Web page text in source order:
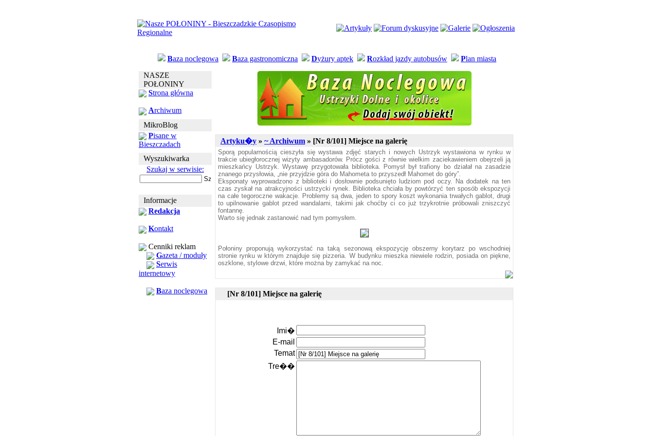
Baza noclegowa Baza gastronomiczna Dyżury aptek Rozkład jazdy autobusów Plan miasta
NASZE
POŁONINY
Strona główna
Archiwum
MikroBlog
Pisane w
Bieszczadach
Wyszukiwarka
Szukaj w serwisie:
Informacje
Redakcja
Kontakt
Cenniki reklam
Gazeta / moduły
Serwis
internetowy
Baza noclegowa
Artyku�y » ~ Archiwum » [Nr 8/101] Miejsce na galerię
Sporą popularnością cieszyła się wystawa zdjęć starych i nowych Ustrzyk wystawiona w rynku w
trakcie ubiegłorocznej wizyty ambasadorów. Prócz gości z równie wielkim zaciekawieniem obejrzeli ją
mieszkańcy Ustrzyk. Wystawę przygotowała biblioteka. Pomysł był trafiony bo działał na zasadzie
znanego przysłowia, „nie przyjdzie góra do Mahometa to przyszedł Mahomet do góry”.
Eksponaty wyprowadzono z biblioteki i dosłownie podsunięto ludziom pod oczy. Na dodatek na ten
czas zyskał na atrakcyjności ustrzycki rynek. Biblioteka chciała by powtórzyć ten sposób ekspozycji
na całe tegoroczne wakacje. Problemy są dwa, jeden to spory koszt wykonania trwałych gablot, drugi
to upilnowanie gablot przed wandalami, takimi jak choćby ci co już trzykrotnie próbowali zniszczyć
fontannę.
Warto się jednak zastanowić nad tym pomysłem.
Połoniny proponują wykorzystać na taką sezonową ekspozycję obszerny korytarz po wschodniej
stronie rynku w którym znajduje się pizzeria. W budynku mieszka niewiele rodzin, posiada on piękne,
oszklone, stylowe drzwi, które można by zamykać na noc.
[Nr 8/101] Miejsce na galerię
Imi�
E-mail
Temat
Tre��